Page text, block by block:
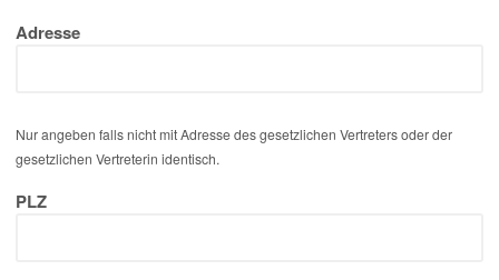
Adresse
Nur angeben falls nicht mit Adresse des gesetzlichen Vertreters oder der
gesetzlichen Vertreterin identisch.
PLZ